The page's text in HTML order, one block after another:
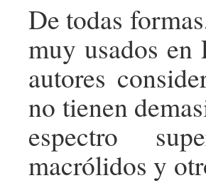
De todas
muy usados en
autores
no tienen
espectro
macrólidos y